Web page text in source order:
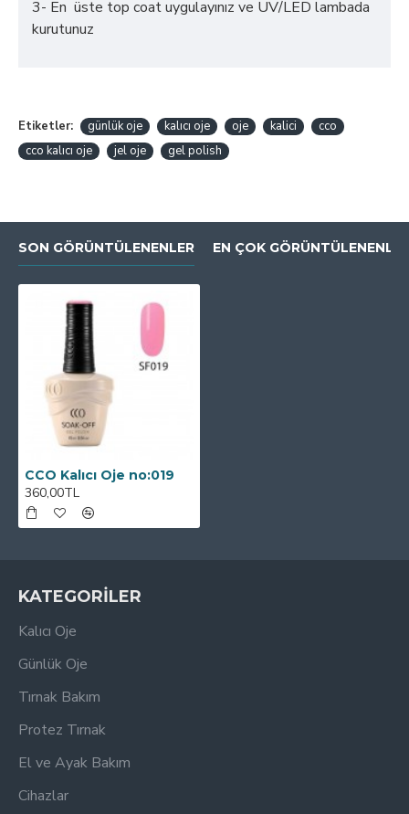
3- En üste top coat uygulayınız ve UV/LED lambada
kurutunuz
Etiketler: günlük oje kalıcı oje oje kalici
cco
cco kalıcı oje
jel oje gel polish
SON GÖRÜNTÜLENENLER EN ÇOK
CCO Kalıcı Oje no:019
360,00TL
KATEGORİLER
Kalıcı Oje
Günlük Oje
Tırnak Bakım
Protez Tırnak
El ve Ayak Bakım
Cihazlar